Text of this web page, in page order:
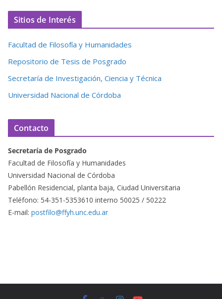
Sitios de Interés
Facultad de Filosofía y Humanidades
Repositorio de Tesis de Posgrado
Secretaría de Investigación, Ciencia y Técnica
Universidad Nacional de Córdoba
Contacto
Secretaría de Posgrado
Facultad de Filosofía y Humanidades
Universidad Nacional de Córdoba
Pabellón Residencial, planta baja, Ciudad Universitaria
Teléfono: 54-351-5353610 interno 50025 / 50222
E-mail: postfilo@ffyh.unc.edu.ar